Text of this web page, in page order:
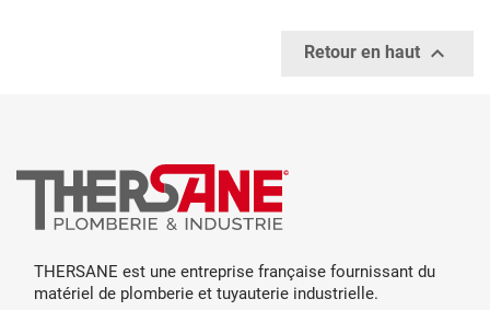
Retour en haut 
THERSANE est une entreprise française fournissant du
matériel de plomberie et tuyauterie industrielle.